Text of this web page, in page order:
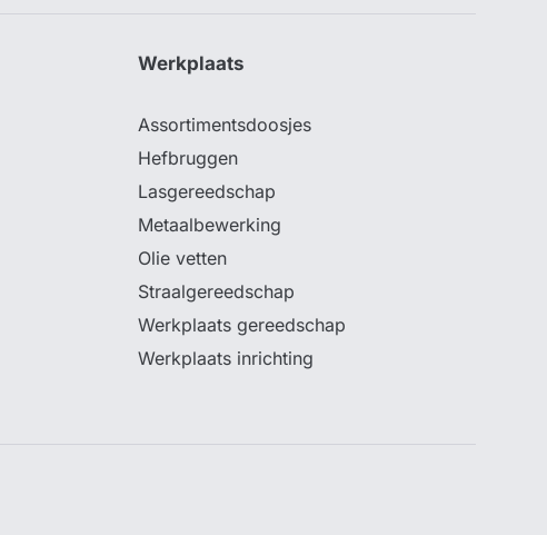
Werkplaats
Assortimentsdoosjes
Hefbruggen
Lasgereedschap
Metaalbewerking
Olie vetten
Straalgereedschap
Werkplaats gereedschap
Werkplaats inrichting